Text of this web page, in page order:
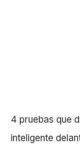
4 pruebas que
inteligente